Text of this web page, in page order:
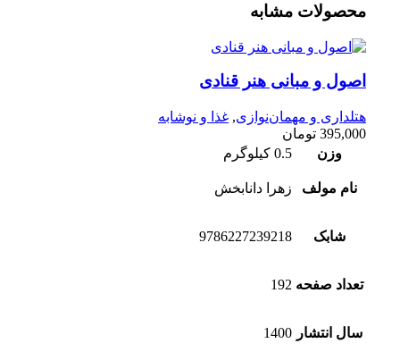
محصولات مشابه
اصول و مبانی هنر قنادی
هتلداری و مهمان‌نوازی, غذا و نوشابه
395,000 تومان
وزن
0.5 کیلوگرم
نام مولف زهرا دانابخش
شابک 9786227239218
تعداد صفحه 192
سال انتشار 1400